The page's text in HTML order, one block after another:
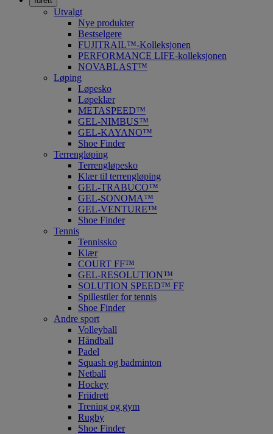
Utvalgt
Nye produkter
Bestselgere
FUJITRAIL™-Kolleksjonen
PERFORMANCE LIFE-kolleksjonen
NOVABLAST™
Løping
Løpesko
Løpeklær
METASPEED™
GEL-NIMBUS™
GEL-KAYANO™
Shoe Finder
Terrengløping
Terrengløpesko
Klær til terrengløping
GEL-TRABUCO™
GEL-SONOMA™
GEL-VENTURE™
Shoe Finder
Tennis
Tennissko
Klær
COURT FF™
GEL-RESOLUTION™
SOLUTION SPEED™ FF
Spillestiler for tennis
Shoe Finder
Andre sport
Volleyball
Håndball
Padel
Squash og badminton
Netball
Hockey
Friidrett
Trening og gym
Rugby
Shoe Finder